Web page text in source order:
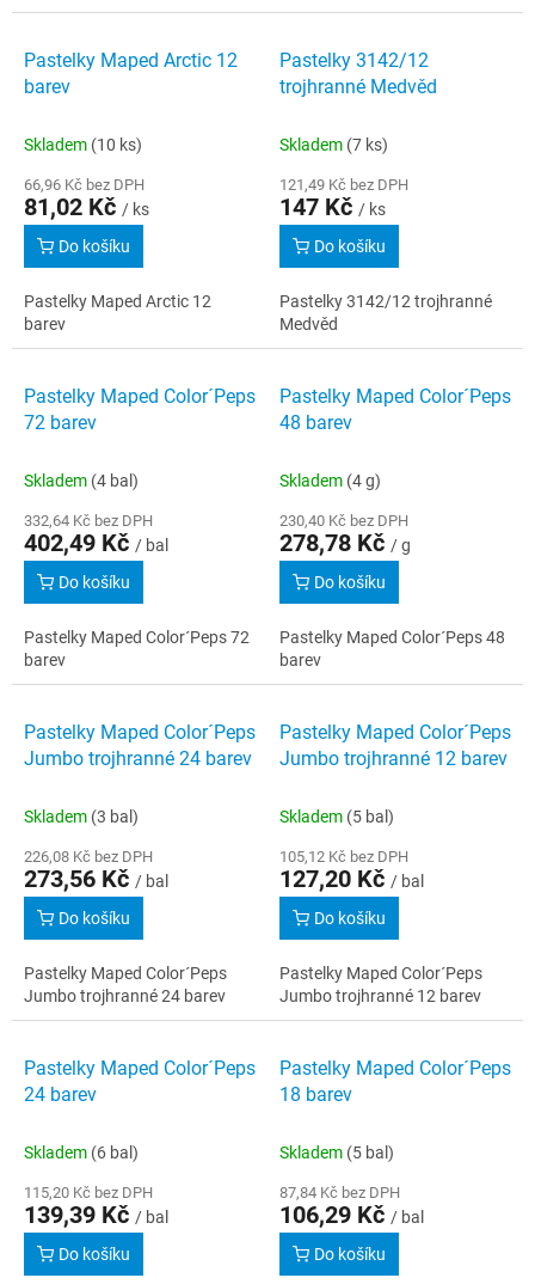
Pastelky Maped Arctic 12
barev
Skladem (10 ks)
66,96 Kč bez DPH
81,02 Kč / ks
Do košíku
Pastelky Maped Arctic 12
barev
Pastelky 3142/12
trojhranné Medvěd
Skladem (7 ks)
121,49 Kč bez DPH
147 Kč / ks
Do košíku
Pastelky 3142/12 trojhranné
Medvěd
Pastelky Maped Color´Peps
72 barev
Skladem (4 bal)
332,64 Kč bez DPH
402,49 Kč / bal
Do košíku
Pastelky Maped Color´Peps 72
barev
Pastelky Maped Color´Peps
48 barev
Skladem (4 g)
230,40 Kč bez DPH
278,78 Kč / g
Do košíku
Pastelky Maped Color´Peps 48
barev
Pastelky Maped Color´Peps
Jumbo trojhranné 24 barev
Skladem (3 bal)
226,08 Kč bez DPH
273,56 Kč / bal
Do košíku
Pastelky Maped Color´Peps
Jumbo trojhranné 24 barev
Pastelky Maped Color´Peps
Jumbo trojhranné 12 barev
Skladem (5 bal)
105,12 Kč bez DPH
127,20 Kč / bal
Do košíku
Pastelky Maped Color´Peps
Jumbo trojhranné 12 barev
Pastelky Maped Color´Peps
24 barev
Skladem (6 bal)
115,20 Kč bez DPH
139,39 Kč / bal
Do košíku
Pastelky Maped Color´Peps
18 barev
Skladem (5 bal)
87,84 Kč bez DPH
106,29 Kč / bal
Do košíku